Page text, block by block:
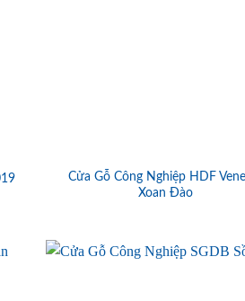
Cửa Gỗ Công Nghiệp HDF
Xoan Đào